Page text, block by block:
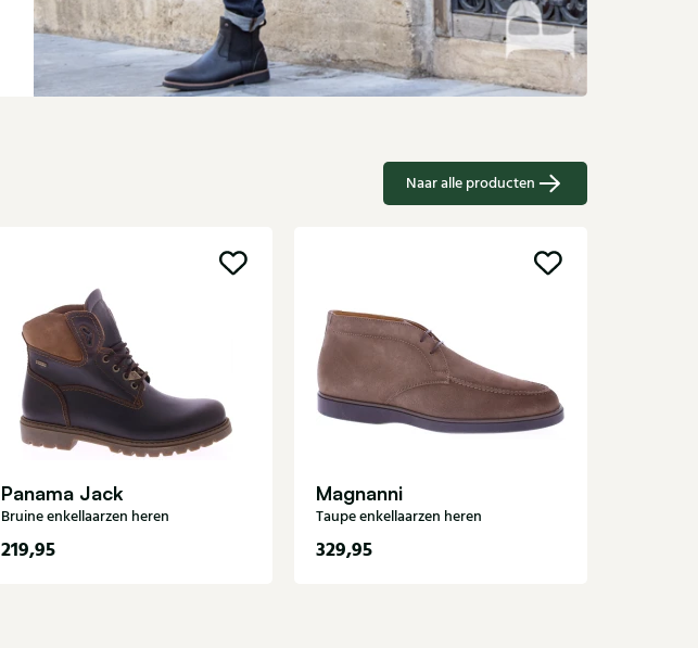
Naar alle producten
Panama Jack
Bruine enkellaarzen heren
219,95
Magnanni
Taupe enkellaarzen heren
329,95